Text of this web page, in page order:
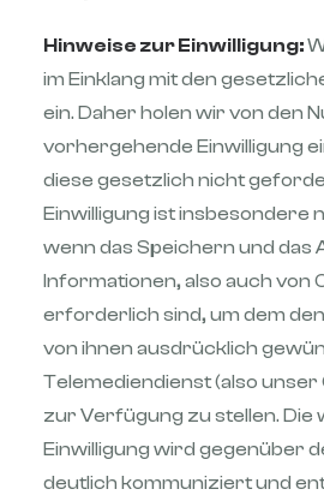
Hinweise zur Einwilligung:
im Einklang mit den
ein. Daher holen wir von den
vorhergehende Einwilligung
diese gesetzlich nicht
Einwilligung ist insbesondere
wenn das Speichern und das
Informationen, also auch von
erforderlich sind, um dem
von ihnen ausdrücklich
Telemediendienst (also unser
zur Verfügung zu stellen. Die
Einwilligung wird gegenüber
deutlich kommuniziert und